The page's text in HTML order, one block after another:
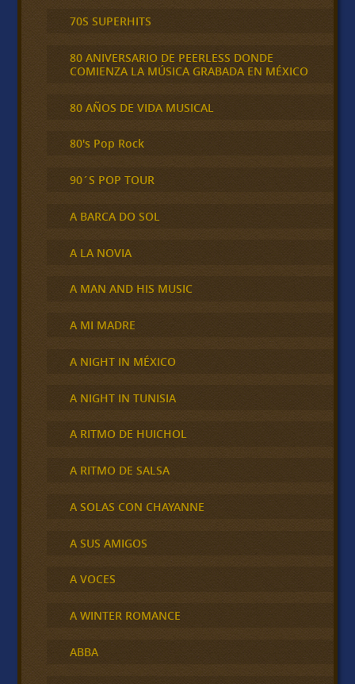
70S SUPERHITS
80 ANIVERSARIO DE PEERLESS DONDE
COMIENZA LA MÚSICA GRABADA EN MÉXICO
80 AÑOS DE VIDA MUSICAL
80's Pop Rock
90´S POP TOUR
A BARCA DO SOL
A LA NOVIA
A MAN AND HIS MUSIC
A MI MADRE
A NIGHT IN MÉXICO
A NIGHT IN TUNISIA
A RITMO DE HUICHOL
A RITMO DE SALSA
A SOLAS CON CHAYANNE
A SUS AMIGOS
A VOCES
A WINTER ROMANCE
ABBA